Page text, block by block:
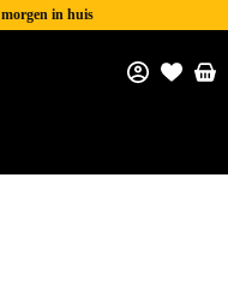
morgen in huis